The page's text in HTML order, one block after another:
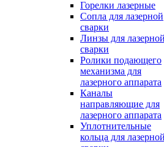
Горелки лазерные
Сопла для лазерной
сварки
Линзы для лазерной
сварки
Ролики подающего
механизма для
лазерного аппарата
Каналы
направляющие для
лазерного аппарата
Уплотнительные
кольца для лазерной